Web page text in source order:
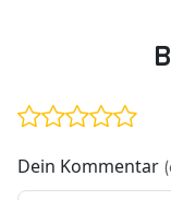
Dein Kommentar